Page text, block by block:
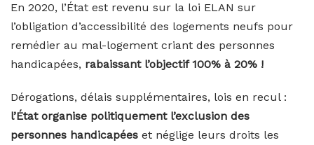
En 2020, l’État est revenu sur la loi ELAN sur
l’obligation d’accessibilité des logements neufs pour
remédier au mal-logement criant des personnes
handicapées, rabaissant l’objectif 100% à 20% !
Dérogations, délais supplémentaires, lois en recul :
l’État organise politiquement l’exclusion des
personnes handicapées et néglige leurs droits les